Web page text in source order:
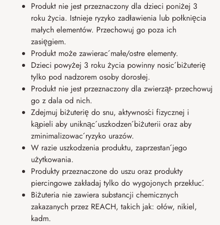
Produkt nie jest przeznaczony dla dzieci poniżej 3
roku życia. Istnieje ryzyko zadławienia lub połknięcia
małych elementów. Przechowuj go poza ich
zasięgiem.
Produkt może zawierać małe/ostre elementy.
Dzieci powyżej 3 roku życia powinny nosić biżuterię
tylko pod nadzorem osoby dorosłej.
Produkt nie jest przeznaczony dla zwierząt- przechowuj
go z dala od nich.
Zdejmuj biżuterię do snu, aktywności fizycznej i
kąpieli aby uniknąć uszkodzeń biżuterii oraz aby
zminimalizować ryzyko urazów.
W razie uszkodzenia produktu, zaprzestań jego
użytkowania.
Produkty przeznaczone do uszu oraz produkty
piercingowe zakładaj tylko do wygojonych przekłuć.
Biżuteria nie zawiera substancji chemicznych
zakazanych przez REACH, takich jak: ołów, nikiel,
kadm.